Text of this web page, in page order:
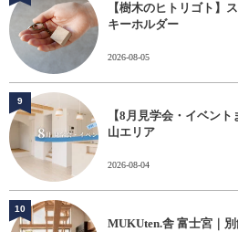
【樹木のヒトリゴト】
キーホルダー
2026-08-05
【8月見学会・イベン
山エリア
2026-08-04
9
MUKUten.舎 富士宮｜
10